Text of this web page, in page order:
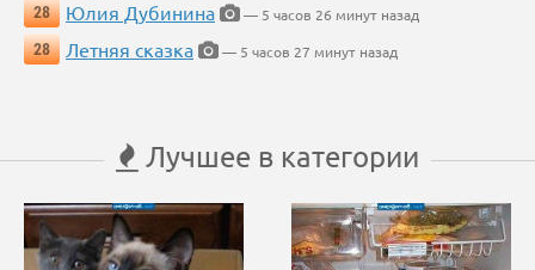
28
Юлия Дубинина
— 5 часов 26 минут назад
28
Летняя сказка — 5 часов 27 минут назад
Лучшее в категории